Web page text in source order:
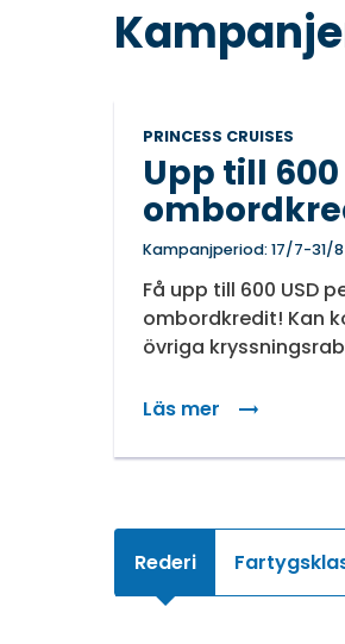
PRINCESS CRUISES
Upp till 600
Kampanjperiod: 17/7-31/
Få upp till 600 USD
ombordkredit! Kan
övriga
Läs mer
: Upp till 600 USD i
Rederi